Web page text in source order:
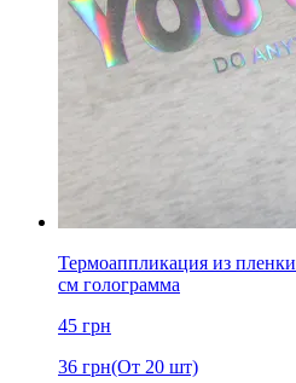
Термоаппликация из
см голограмма
45 грн
36 грн(От 20 шт)